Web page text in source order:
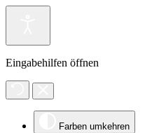
Eingabehilfen öffnen
Farben umkehren